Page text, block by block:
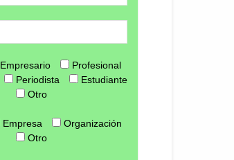
Empresario
Profesional
Periodista
Estudiante
Otro
Empresa
Organización
Otro